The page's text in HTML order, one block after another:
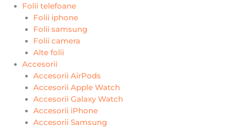
Folii telefoane
Folii iphone
Folii samsung
Folii camera
Alte folii
Accesorii
Accesorii AirPods
Accesorii Apple Watch
Accesorii Galaxy Watch
Accesorii iPhone
Accesorii Samsung